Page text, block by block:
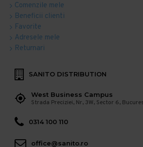
Comenzile mele
Beneficii clienti
Favorite
Adresele mele
Returnari
SANITO DISTRIBUTION
West Business Campus
Strada Preciziei, Nr, 3W, Sector 6,
0314 100 110
office@sanito.ro